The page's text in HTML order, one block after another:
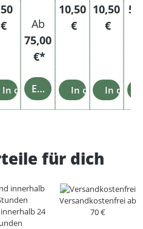
Preis: Preis:
€
In den Warenkorb
Ab
75,00
€*
Einzelheiten
Regulärer Preis:
10,50
€
In den
10,50
€
In den
für dich
24
Versandkostenfrei ab
70 €